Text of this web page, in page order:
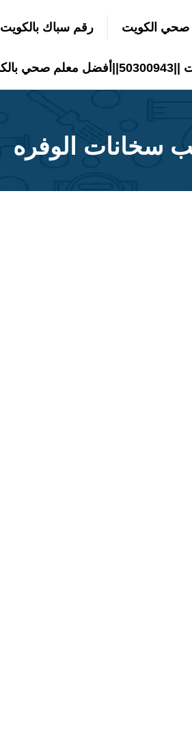
صحي الكويت رقم سباك بالكويت
سخانات الوفره